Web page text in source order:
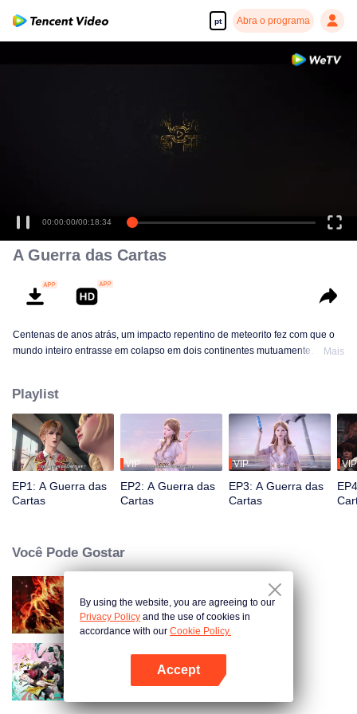
pt Abra o programa
Abra o programa
00:00:00/00:18:34
A Guerra das Cartas
Centenas de anos atrás, um impacto repentino de meteorito fez com que o
mundo inteiro entrasse em colapso em dois continentes mutuamente
por Rosenberg, reuniram a força de vários países para desenvolver um
novo dispositivo de fornecimento de energia (cartão).
Mais
Playlist
EP1: A Guerra das
Cartas
VIP
EP2: A Guerra das
Cartas
VIP
EP3: A Guerra das
Cartas
VIP
Você Pode Gostar
WUKONG
O Escolhido
By using the website, you are agreeing to our
Privacy Policy and the use of cookies in
accordance with our Cookie Policy.
Accept